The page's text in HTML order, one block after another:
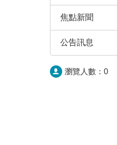
焦點新聞
公告訊息
瀏覽人數： 0